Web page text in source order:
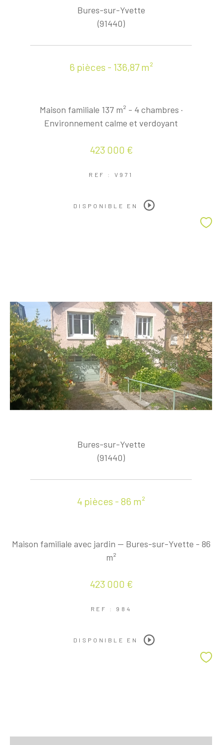
Bures-sur-Yvette
(91440)
6 pièces - 136,87 m²
Maison familiale 137 m² - 4 chambres ·
Environnement calme et verdoyant
423 000 €
REF : V971
DISPONIBLE EN
Bures-sur-Yvette
(91440)
4 pièces - 86 m²
Maison familiale avec jardin — Bures-sur-Yvette - 86
m²
423 000 €
REF : 984
DISPONIBLE EN